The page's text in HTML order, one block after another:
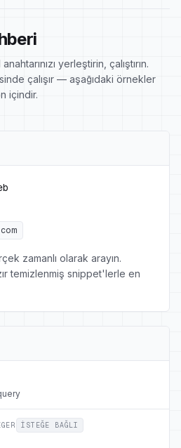
yerleştirin, çalıştırın.
çalışır — aşağıdaki örnekler
içindir.
zamanlı olarak arayın.
temizlenmiş snippet'lerle en
ISTEĞE BAĞLI